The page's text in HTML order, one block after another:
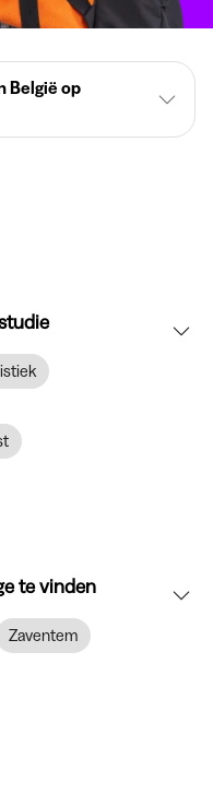
België op
te vinden
Zaventem